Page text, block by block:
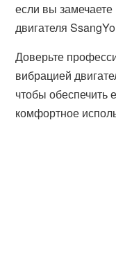
если вы
двигателя
Доверьте
вибрацией
чтобы обеспечить
комфортное